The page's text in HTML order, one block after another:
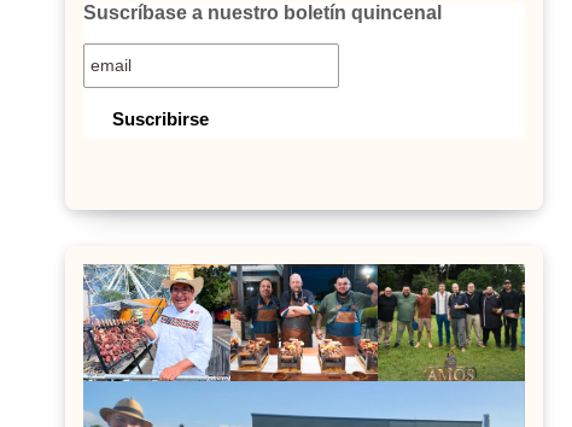
Suscríbase a nuestro boletín quincenal